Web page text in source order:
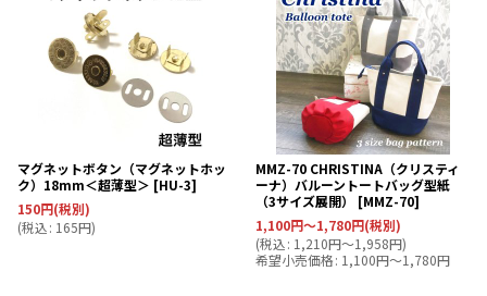
マグネットボタン（マグネットホッ
ク）18mm＜超薄型＞ [HU-3]
150円(税別)
(税込: 165円)
MMZ-70 CHRISTINA（クリスティ
ーナ）バルーントートバッグ型紙
（3サイズ展開）
[MMZ-70]
1,100円～1,780円(税別)
(税込: 1,210円～1,958円)
希望小売価格: 1,100円～1,780円